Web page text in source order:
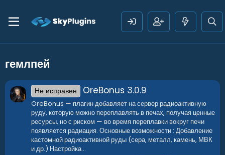
гемлпей
Не исправен OreBonus 3.0.9
OreBonus — плагин добавляет на сервер радиоактивную
руду, которую можно переплавлять в печах, получая ценные
ресурсы, но с риском — во время переплавки вокруг печи
появляется радиация. Основные возможности : Добавление
кастомной радиоактивной руды (сера, металл, камень, МВК
и др.) Настройка...